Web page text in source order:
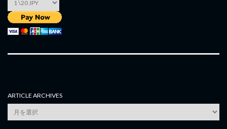
ARTICLE ARCHIVES
Article
Archives